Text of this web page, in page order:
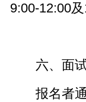
9:00-12:00及
六、面
报名者